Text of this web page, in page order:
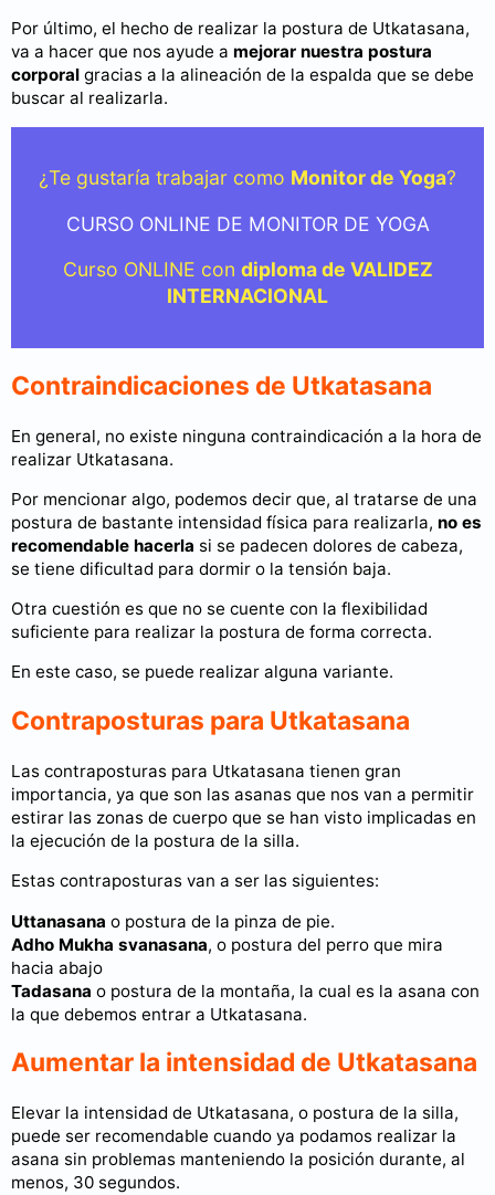
Por último, el hecho de realizar la postura de Utkatasana,
va a hacer que nos ayude a mejorar nuestra postura
corporal gracias a la alineación de la espalda que se debe
buscar al realizarla.
¿Te gustaría trabajar como Monitor de Yoga?
CURSO ONLINE DE MONITOR DE YOGA
Curso ONLINE con diploma de VALIDEZ
INTERNACIONAL
Contraindicaciones de Utkatasana
En general, no existe ninguna contraindicación a la hora de
realizar Utkatasana.
Por mencionar algo, podemos decir que, al tratarse de una
postura de bastante intensidad física para realizarla, no es
recomendable hacerla si se padecen dolores de cabeza,
se tiene dificultad para dormir o la tensión baja.
Otra cuestión es que no se cuente con la flexibilidad
suficiente para realizar la postura de forma correcta.
En este caso, se puede realizar alguna variante.
Contraposturas para Utkatasana
Las contraposturas para Utkatasana tienen gran
importancia, ya que son las asanas que nos van a permitir
estirar las zonas de cuerpo que se han visto implicadas en
la ejecución de la postura de la silla.
Estas contraposturas van a ser las siguientes:
Uttanasana o postura de la pinza de pie.
Adho Mukha svanasana, o postura del perro que mira
hacia abajo
Tadasana o postura de la montaña, la cual es la asana con
la que debemos entrar a Utkatasana.
Aumentar la intensidad de Utkatasana
Elevar la intensidad de Utkatasana, o postura de la silla,
puede ser recomendable cuando ya podamos realizar la
asana sin problemas manteniendo la posición durante, al
menos, 30 segundos.